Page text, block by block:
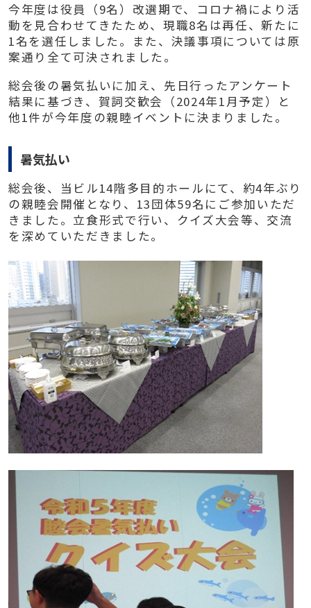
今年度は役員（9名）改選期で、コロナ禍により活
動を見合わせてきたため、現職8名は再任、新たに
1名を選任しました。また、決議事項については原
案通り全て可決されました。
総会後の暑気払いに加え、先日行ったアンケート
結果に基づき、賀詞交歓会（2024年1月予定）と
他1件が今年度の親睦イベントに決まりました。
暑気払い
総会後、当ビル14階多目的ホールにて、約4年ぶり
の親睦会開催となり、13団体59名にご参加いただ
きました。立食形式で行い、クイズ大会等、交流
を深めていただきました。